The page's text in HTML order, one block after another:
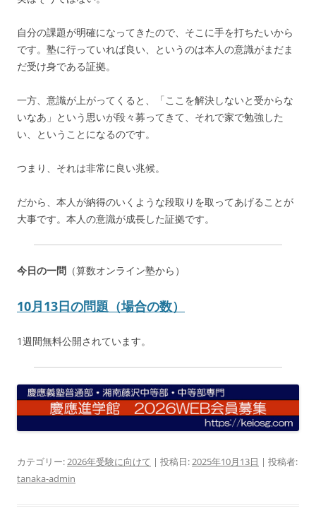
自分の課題が明確になってきたので、そこに手を打ちたいから
です。塾に行っていれば良い、というのは本人の意識がまだま
だ受け身である証拠。
一方、意識が上がってくると、「ここを解決しないと受からな
いなあ」という思いが段々募ってきて、それで家で勉強した
い、ということになるのです。
つまり、それは非常に良い兆候。
だから、本人が納得のいくような段取りを取ってあげることが
大事です。本人の意識が成長した証拠です。
今日の一問 （算数オンライン塾から）
10月13日の問題（場合の数）
1週間無料公開されています。
カテゴリー:2026年受験に向けて | 投稿日:2025年10月13日 | 投稿者:
tanaka-admin